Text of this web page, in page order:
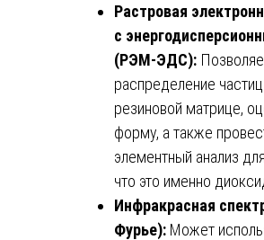
Растровая
с
(РЭМ-ЭДС):
распределение
резиновой матрице,
форму, а также
элементный анализ
что это именно
Инфракрасная
Фурье): Может